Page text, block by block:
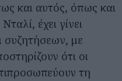
και αυτός, όπως και
έχει γίνει
συζητήσεων, με
ότι οι
τη